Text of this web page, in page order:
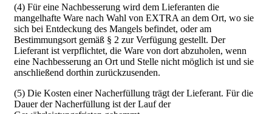
(4) Für eine Nachbesserung wird dem Lieferanten die
mangelhafte Ware nach Wahl von EXTRA an dem Ort, wo sie
sich bei Entdeckung des Mangels befindet, oder am
Bestimmungsort gemäß § 2 zur Verfügung gestellt. Der
Lieferant ist verpflichtet, die Ware von dort abzuholen, wenn
eine Nachbesserung an Ort und Stelle nicht möglich ist und sie
anschließend dorthin zurückzusenden.
(5) Die Kosten einer Nacherfüllung trägt der Lieferant. Für die
Dauer der Nacherfüllung ist der Lauf der